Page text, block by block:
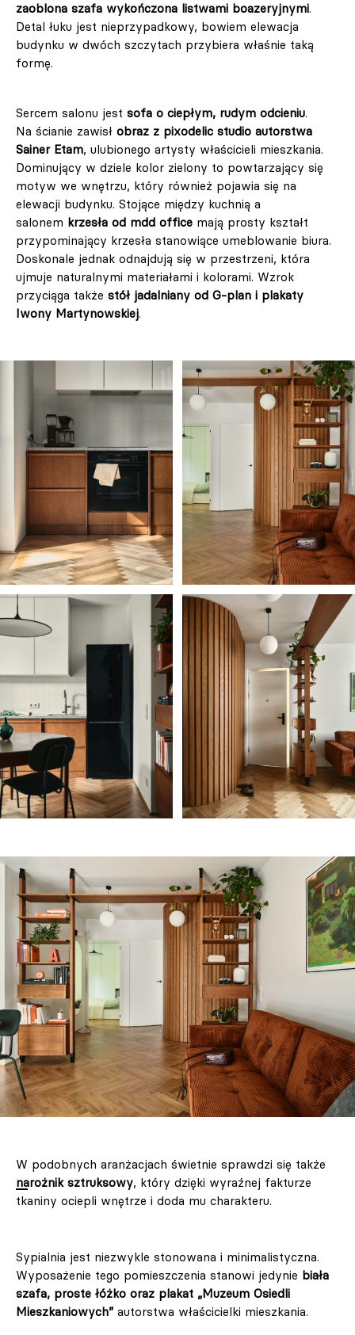
zaoblona szafa wykończona listwami boazeryjnymi.
Detal łuku jest nieprzypadkowy, bowiem elewacja
budynku w dwóch szczytach przybiera właśnie taką
formę.
Sercem salonu jest sofa o ciepłym, rudym odcieniu.
Na ścianie zawisł obraz z pixodelic studio autorstwa
Sainer Etam, ulubionego artysty właścicieli mieszkania.
Dominujący w dziele kolor zielony to powtarzający się
motyw we wnętrzu, który również pojawia się na
elewacji budynku. Stojące między kuchnią a
salonem krzesła od mdd office mają prosty kształt
przypominający krzesła stanowiące umeblowanie biura.
Doskonale jednak odnajdują się w przestrzeni, która
ujmuje naturalnymi materiałami i kolorami. Wzrok
przyciąga także stół jadalniany od G-plan i plakaty
Iwony Martynowskiej.
W podobnych aranżacjach świetnie sprawdzi się także
narożnik sztruksowy, który dzięki wyraźnej fakturze
tkaniny ociepli wnętrze i doda mu charakteru.
Sypialnia jest niezwykle stonowana i minimalistyczna.
Wyposażenie tego pomieszczenia stanowi jedynie biała
szafa, proste łóżko oraz plakat „Muzeum Osiedli
Mieszkaniowych” autorstwa właścicielki mieszkania.